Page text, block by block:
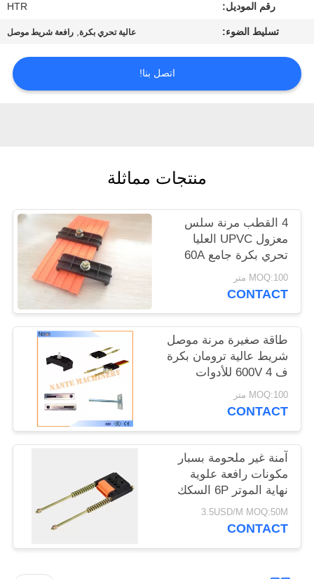
طلب
اقتباس
الموقع
PRIVACY
POLICY
رقم الموديل: HTR
تسليط الضوء: عالية تحري بكرة, رافعة شريط موصل
اتصل بنا!
منتجات مماثلة
4 القطب مرنة سلس
معزول UPVC العليا
تحري بكرة جامع 60A
HTR1004
MOQ:100 متر
CONTACT
طاقة صغيرة مرنة موصل
شريط عالية ترومان بكرة
ف 4 600V للأدوات
الكهربائية
MOQ:100 متر
CONTACT
آمنة غير ملحومة بسبار
مكونات رافعة علوية
نهاية الموتر 6P السكك
الحديدية
3.5USD/M MOQ:50M
CONTACT